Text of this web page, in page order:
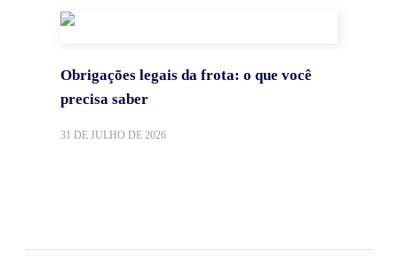
Obrigações legais da frota: o que você
precisa saber
31 DE JULHO DE 2026